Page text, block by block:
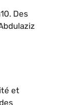
Des
et